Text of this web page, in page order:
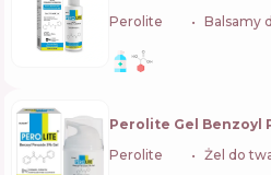
Perolite
Balsamy
Perolite Gel Benzoyl
Perolite
Żel do